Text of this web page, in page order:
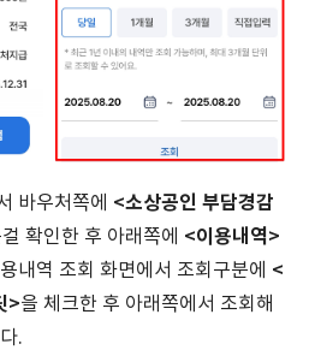
바우처쪽에 <소상공인 부담경감
확인한 후 아래쪽에 <이용내역>
내역 조회 화면에서 조회구분에 <
>을 체크한 후 아래쪽에서 조회해
.